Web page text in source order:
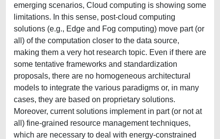
emerging scenarios, Cloud computing is showing some
limitations. In this sense, post-cloud computing
solutions (e.g., Edge and Fog computing) move part (or
all) of the computation closer to the data source,
making them a very hot research topic. Even if there are
some tentative frameworks and standardization
proposals, there are no homogeneous architectural
models to integrate the various paradigms or, in many
cases, they are based on proprietary solutions.
Moreover, current solutions implement in part (or not at
all) fine-grained resource management techniques,
which are necessary to deal with energy-constrained